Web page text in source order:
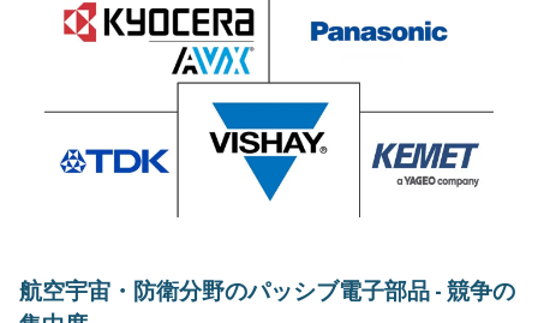
航空宇宙・防衛分野のパッシブ電子部品 - 競争の